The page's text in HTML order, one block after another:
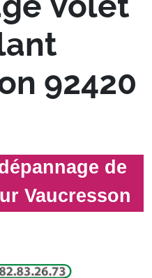
92420
de
Vaucresson